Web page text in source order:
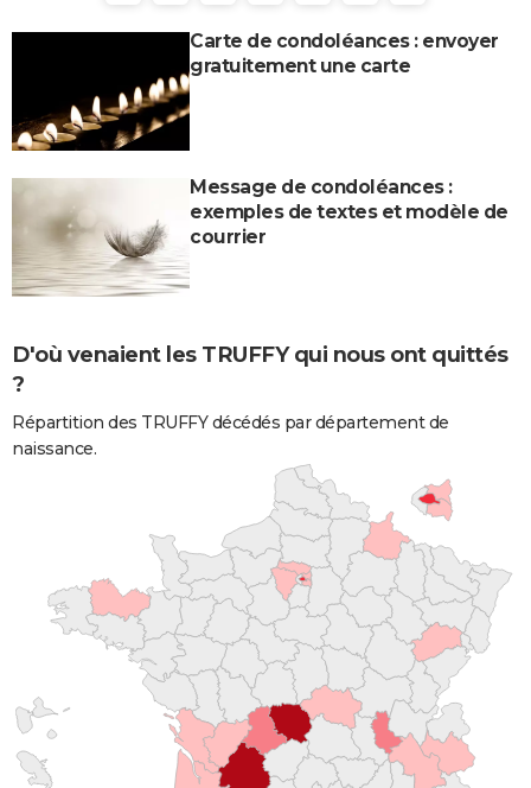
Carte de condoléances : envoyer
gratuitement une carte
Message de condoléances :
exemples de textes et modèle de
courrier
D'où venaient les TRUFFY qui nous ont quittés
?
Répartition des TRUFFY décédés par département de
naissance.